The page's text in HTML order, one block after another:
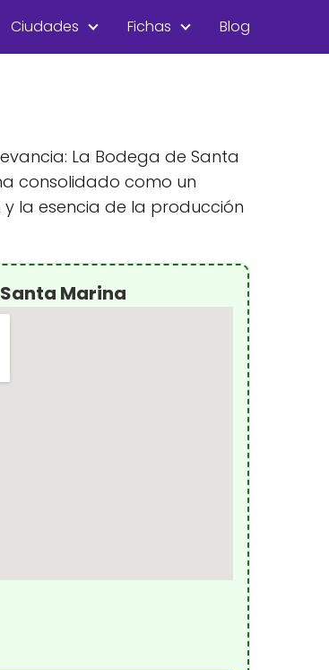
Ciudades Fichas Blog
La Bodega de Santa
consolidado como un
la esencia de la producción
Marina